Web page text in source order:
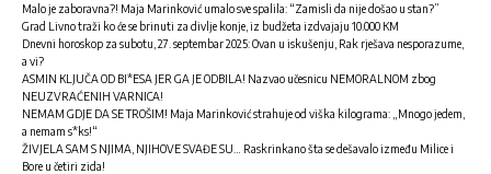
Malo je zaboravna?! Maja Marinković umalo sve spalila: “Zamisli da nije došao u stan?”
Grad Livno traži ko će se brinuti za divlje konje, iz budžeta izdvajaju 10.000 KM
Dnevni horoskop za subotu, 27. septembar 2025: Ovan u iskušenju, Rak rješava nesporazume,
a vi?
ASMIN KLJUČA OD BI*ESA JER GA JE ODBILA! Nazvao učesnicu NEMORALNOM zbog
NEUZVRAĆENIH VARNICA!
NEMAM GDJE DA SE TROŠIM! Maja Marinković strahuje od viška kilograma: „Mnogo jedem,
a nemam s*ks!“
ŽIVJELA SAM S NJIMA, NJIHOVE SVAĐE SU… Raskrinkano šta se dešavalo između Milice i
Bore u četiri zida!